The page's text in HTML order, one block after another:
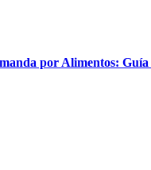
por Alimentos: